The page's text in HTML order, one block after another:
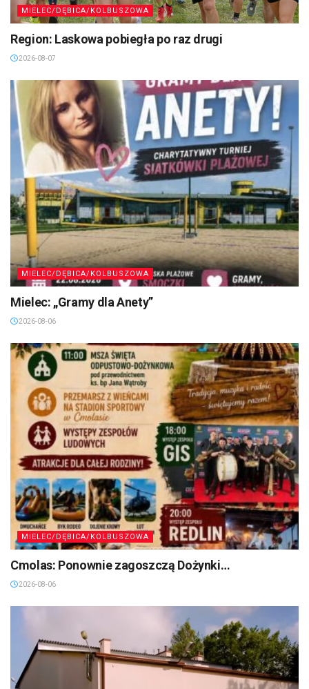
MIELEC/DĘBICA/KOLBUSZOWA
Region: Laskowa pobiegła po raz drugi
2026-08-07
MIELEC/DĘBICA/KOLBUSZOWA
Mielec: „Gramy dla Anety”
2026-08-06
MIELEC/DĘBICA/KOLBUSZOWA
Cmolas: Ponownie zagoszczą Dożynki…
2026-08-06